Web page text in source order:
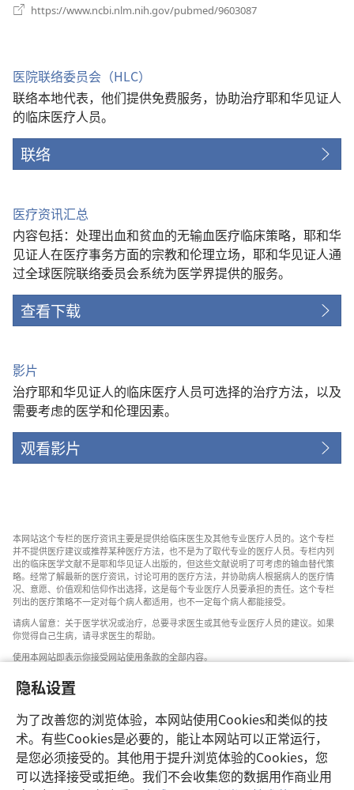
隐私设置
为了改善您的浏览体验，本网站使用Cookies和类似的技
术。有些Cookies是必要的，能让本网站可以正常运行，
是您必须接受的。其他用于提升浏览体验的Cookies，您
可以选择接受或拒绝。我们不会收集您的数据用作商业用
https://www.ncbi.nlm.nih.gov/pubmed/9603087
医院联络委员会（HLC）
联络本地代表，他们提供免费服务，协助治疗耶和华见证人
的临床医疗人员。
联络
医疗资讯汇总
内容包括：处理出血和贫血的无输血医疗临床策略，耶和华
见证人在医疗事务方面的宗教和伦理立场，耶和华见证人通
过全球医院联络委员会系统为医学界提供的服务。
查看下载
影片
治疗耶和华见证人的临床医疗人员可选择的治疗方法，以及
需要考虑的医学和伦理因素。
观看影片
本网站这个专栏的医疗资讯主要是提供给临床医生及其他专业医疗人员的。这个专栏
并不提供医疗建议或推荐某种医疗方法，也不是为了取代专业的医疗人员。专栏内列
出的临床医学文献不是耶和华见证人出版的，但这些文献说明了可考虑的输血替代策
略。经常了解最新的医疗资讯，讨论可用的医疗方法，并协助病人根据病人的医疗情
况、意愿、价值观和信仰作出选择，这是每个专业医疗人员要承担的责任。这个专栏
列出的医疗策略不一定对每个病人都适用，也不一定每个病人都能接受。
请病人留意：关于医学状况或治疗，总要寻求医生或其他专业医疗人员的建议。如果
你觉得自己生病，请寻求医生的帮助。
使用本网站即表示你接受网站使用条款的全部内容。
设置外观